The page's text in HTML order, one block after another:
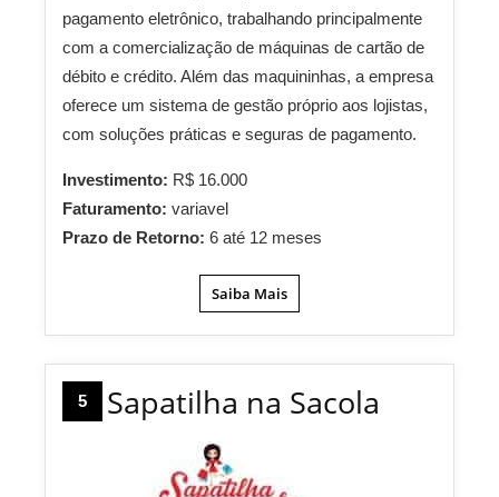
pagamento eletrônico, trabalhando principalmente
com a comercialização de máquinas de cartão de
débito e crédito. Além das maquininhas, a empresa
oferece um sistema de gestão próprio aos lojistas,
com soluções práticas e seguras de pagamento.
Investimento: R$ 16.000
Faturamento: variavel
Prazo de Retorno: 6 até 12 meses
Saiba Mais
5 Sapatilha na Sacola